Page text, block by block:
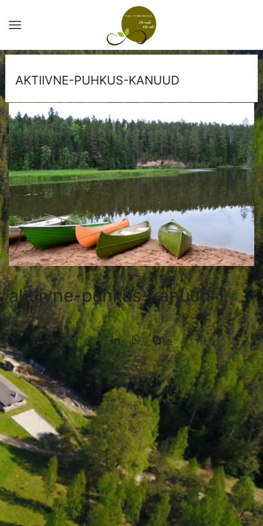
AKTIIVNE-PUHKUS-KANUUD
aktiivne-puhkus-kanuud
27. jaan. 2019 / 0
Share Post